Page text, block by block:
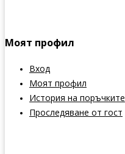
Моят профил
Вход
Моят профил
История на поръчките
Проследяване от гост